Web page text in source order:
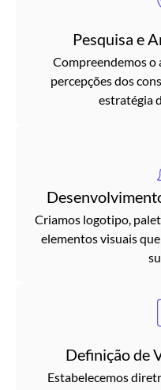
Pesquisa e
Compreendemos o
percepções dos
estratégia
Criamos logotipo,
elementos visuais
Definição de
Estabelecemos